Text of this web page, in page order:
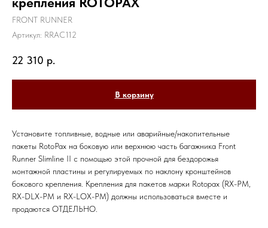
FRONT RUNNER
Артикул: RRAC112
22 310 р.
В корзину
Установите топливные, водные или аварийные/накопительные
пакеты RotoPax на боковую или верхнюю часть багажника Front
Runner Slimline II с помощью этой прочной для бездорожья
монтажной пластины и регулируемых по наклону кронштейнов
бокового крепления. Крепления для пакетов марки Rotopax (RX-PM,
RX-DLX-PM и RX-LOX-PM) должны использоваться вместе и
продаются ОТДЕЛЬНО.